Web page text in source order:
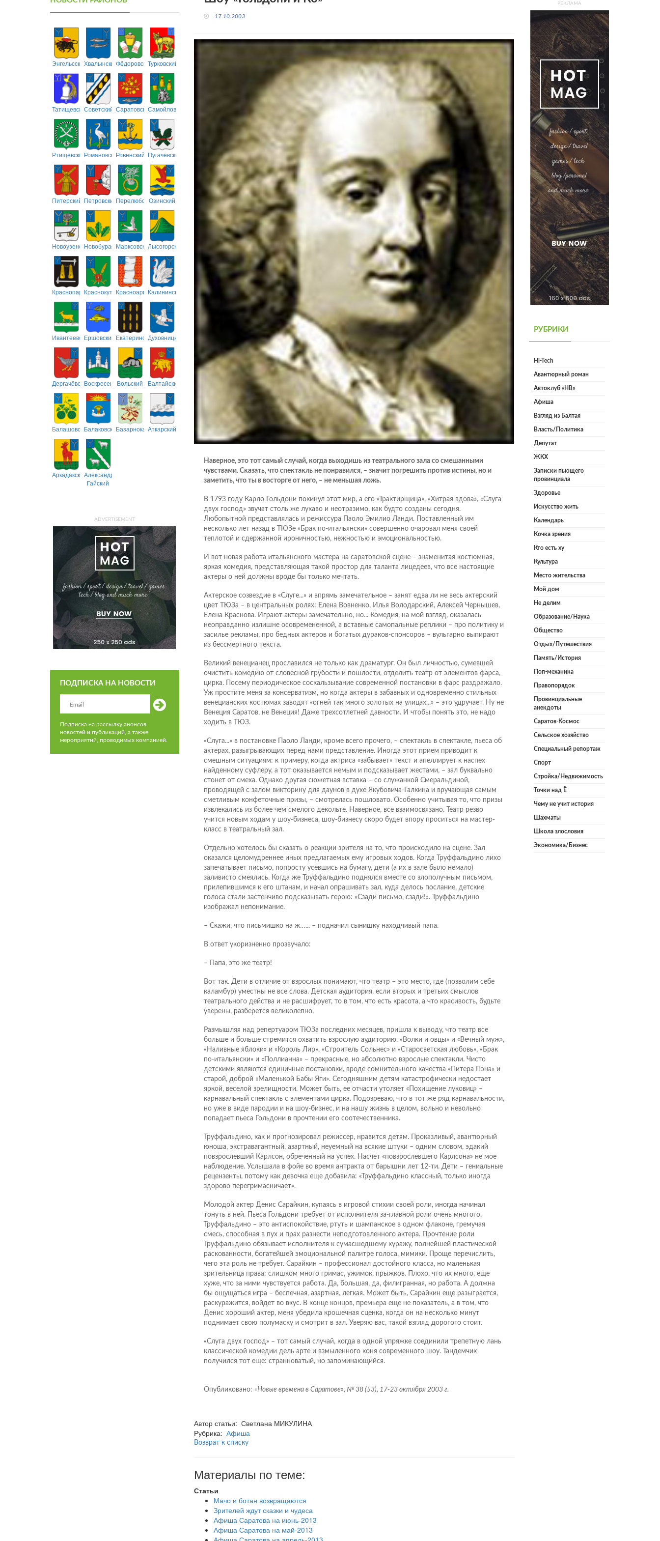
ЭнгельсскийХвалынскийФёдоровскийТурковский
ТатищевскийСоветский СаратовскийСамойловский
РтищевскийРомановскийРовенский Пугачёвский
Питерский ПетровскийПерелюбскийОзинский
НовоузенскийНовобурасскийМарксовскийЛысогорский
Краснопартизанский
КраснокутскийКрасноармейский
Калининский
ИвантеевскийЕршовский ЕкатериновскийДуховницкий
ДергачёвскийВоскресенскийВольский Балтайский
БалашовскийБалаковскийБазарнокарабулакский
Аткарский
АркадакскийАлександрово-
Гайский
ADVERTISEMENT
ПОДПИСКА НА НОВОСТИ
Подписка на рассылку анонсов
новостей и публикаций, а также
мероприятий, проводимых компанией.
17.10.2003
Наверное, это тот самый случай, когда выходишь из театрального зала со смешанными
чувствами. Сказать, что спектакль не понравился, – значит погрешить против истины, но и
заметить, что ты в восторге от него, – не меньшая ложь.
В 1793 году Карло Гольдони покинул этот мир, а его «Трактирщица», «Хитрая вдова», «Слуга
двух господ» звучат столь же лукаво и неотразимо, как будто созданы сегодня.
Любопытной представлялась и режиссура Паоло Эмилио Ланди. Поставленный им
несколько лет назад в ТЮЗе «Брак по-итальянски» совершенно очаровал меня своей
теплотой и сдержанной ироничностью, нежностью и эмоциональностью.
И вот новая работа итальянского мастера на саратовской сцене – знаменитая костюмная,
яркая комедия, представляющая такой простор для таланта лицедеев, что все настоящие
актеры о ней должны вроде бы только мечтать.
Актерское созвездие в «Слуге...» и впрямь замечательное – занят едва ли не весь актерский
цвет ТЮЗа – в центральных ролях: Елена Вовненко, Илья Володарский, Алексей Чернышев,
Елена Краснова. Играют актеры замечательно, но... Комедия, на мой взгляд, оказалась
неоправданно излишне осовремененной, а вставные самопальные реплики – про политику и
засилье рекламы, про бедных актеров и богатых дураков-спонсоров – вульгарно выпирают
из бессмертного текста.
Великий венецианец прославился не только как драматург. Он был личностью, сумевшей
очистить комедию от словесной грубости и пошлости, отделить театр от элементов фарса,
цирка. Посему периодическое соскальзывание современной постановки в фарс раздражало.
Уж простите меня за консерватизм, но когда актеры в забавных и одновременно стильных
венецианских костюмах заводят «огней так много золотых на улицах...» – это удручает. Ну не
Венеция Саратов, не Венеция! Даже трехсотлетней давности. И чтобы понять это, не надо
ходить в ТЮЗ.
«Слуга...» в постановке Паоло Ланди, кроме всего прочего, – спектакль в спектакле, пьеса об
актерах, разыгрывающих перед нами представление. Иногда этот прием приводит к
смешным ситуациям: к примеру, когда актриса «забывает» текст и апеллирует к наспех
найденному суфлеру, а тот оказывается немым и подсказывает жестами, – зал буквально
стонет от смеха. Однако другая сюжетная вставка – со служанкой Смеральдиной,
проводящей с залом викторину для даунов в духе Якубовича-Галкина и вручающая самым
сметливым конфеточные призы, – смотрелась пошловато. Особенно учитывая то, что призы
извлекались из более чем смелого декольте. Наверное, все взаимосвязано. Театр резво
учится новым ходам у шоу-бизнеса, шоу-бизнесу скоро будет впору проситься на мастер-
класс в театральный зал.
Отдельно хотелось бы сказать о реакции зрителя на то, что происходило на сцене. Зал
оказался целомудреннее иных предлагаемых ему игровых ходов. Когда Труффальдино лихо
запечатывает письмо, попросту усевшись на бумагу, дети (а их в зале было немало)
заливисто смеялись. Когда же Труффальдино поднялся вместе со злополучным письмом,
прилепившимся к его штанам, и начал опрашивать зал, куда делось послание, детские
голоса стали застенчиво подсказывать герою: «Сзади письмо, сзади!». Труффальдино
изображал непонимание.
– Скажи, что письмишко на ж…... – подначил сынишку находчивый папа.
В ответ укоризненно прозвучало:
– Папа, это же театр!
Вот так. Дети в отличие от взрослых понимают, что театр – это место, где (позволим себе
каламбур) уместны не все слова. Детская аудитория, если вторых и третьих смыслов
театрального действа и не расшифрует, то в том, что есть красота, а что красивость, будьте
уверены, разберется великолепно.
Размышляя над репертуаром ТЮЗа последних месяцев, пришла к выводу, что театр все
больше и больше стремится охватить взрослую аудиторию. «Волки и овцы» и «Вечный муж»,
«Наливные яблоки» и «Король Лир», «Строитель Сольнес» и «Старосветская любовь», «Брак
по-итальянски» и «Поллианна» – прекрасные, но абсолютно взрослые спектакли. Чисто
детскими являются единичные постановки, вроде сомнительного качества «Питера Пэна» и
старой, доброй «Маленькой Бабы Яги». Сегодняшним детям катастрофически недостает
яркой, веселой зрелищности. Может быть, ее отчасти утоляет «Похищение луковиц» –
карнавальный спектакль с элементами цирка. Подозреваю, что в тот же ряд карнавальности,
но уже в виде пародии и на шоу-бизнес, и на нашу жизнь в целом, вольно и невольно
попадает пьеса Гольдони в прочтении его соотечественника.
Труффальдино, как и прогнозировал режиссер, нравится детям. Проказливый, авантюрный
юноша, экстравагантный, азартный, неуемный на всякие штуки – одним словом, эдакий
повзрослевший Карлсон, обреченный на успех. Насчет «повзрослевшего Карлсона» не мое
наблюдение. Услышала в фойе во время антракта от барышни лет 12-ти. Дети – гениальные
рецензенты, потому как девочка еще добавила: «Труффальдино классный, только иногда
здорово перегримасничает».
Молодой актер Денис Сарайкин, купаясь в игровой стихии своей роли, иногда начинал
тонуть в ней. Пьеса Гольдони требует от исполнителя за-главной роли очень многого.
Труффальдино – это антиспокойствие, ртуть и шампанское в одном флаконе, гремучая
смесь, способная в пух и прах разнести неподготовленного актера. Прочтение роли
Труффальдино обязывает исполнителя к сумасшедшему куражу, полнейшей пластической
раскованности, богатейшей эмоциональной палитре голоса, мимики. Проще перечислить,
чего эта роль не требует. Сарайкин – профессионал достойного класса, но маленькая
зрительница права: слишком много гримас, ужимок, прыжков. Плохо, что их много, еще
хуже, что за ними чувствуется работа. Да, большая, да, филигранная, но работа. А должна
бы ощущаться игра – беспечная, азартная, легкая. Может быть, Сарайкин еще разыграется,
раскуражится, войдет во вкус. В конце концов, премьера еще не показатель, а в том, что
Денис хороший актер, меня убедила крошечная сценка, когда он на несколько минут
поднимает свою полумаску и смотрит в зал. Уверяю вас, такой взгляд дорогого стоит.
«Слуга двух господ» – тот самый случай, когда в одной упряжке соединили трепетную лань
классической комедии дель арте и взмыленного коня современного шоу. Тандемчик
получился тот еще: странноватый, но запоминающийся.
Опубликовано: «Новые времена в Саратове», № 38 (53), 17-23 октября 2003 г.
Автор статьи: Светлана МИКУЛИНА
Рубрика: Афиша
Возврат к списку
Материалы по теме:
Статьи
Мачо и ботан возвращаются
Зрителей ждут сказки и чудеса
Афиша Саратова на июнь-2013
Афиша Саратова на май-2013
РЕКЛАМА
РУБРИКИ
Hi-Tech
Авантюрный роман
Автоклуб «НВ»
Афиша
Взгляд из Балтая
Власть/Политика
Депутат
ЖКХ
Записки пьющего
провинциала
Здоровье
Искусство жить
Календарь
Кочка зрения
Кто есть ху
Культура
Место жительства
Мой дом
Не делим
Образование/Наука
Общество
Отдых/Путешествия
Память/История
Поп-механика
Правопорядок
Провинциальные
анекдоты
Саратов-Космос
Сельское хозяйство
Специальный репортаж
Спорт
Стройка/Недвижимость
Точки над Ё
Чему не учит история
Шахматы
Школа злословия
Экономика/Бизнес